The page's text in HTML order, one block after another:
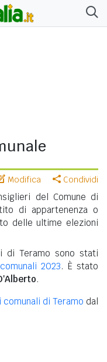
Modifica Condividi
del Comune di
di appartenenza o
delle ultime elezioni
di Teramo sono stati
2023. È stato
.
di Teramo dal